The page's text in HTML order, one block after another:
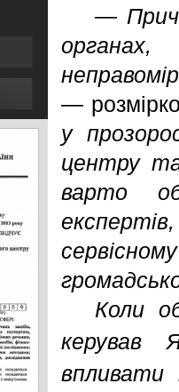
—
—
у
центру
варто
Коли
керував
впливати